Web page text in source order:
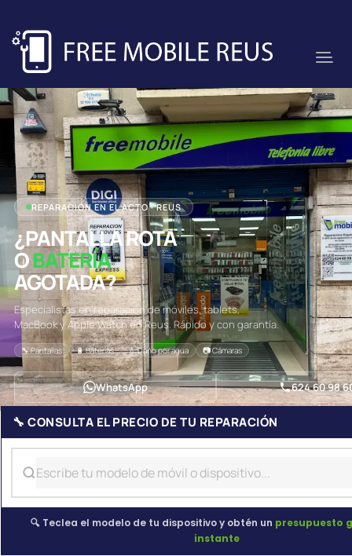
REPARACIÓN EN EL ACTO · REUS
¿PANTALLA ROTA
OBATERÍA
AGOTADA?
Especialistas en reparación de móviles, tablets,
MacBook y Apple Watch en Reus. Rápido y con garantía.
🔧 Pantallas 🔋 Baterías 💧 Daño por agua 📷 Cámaras
WhatsApp 624 60 98
🔧 CONSULTA EL PRECIO DE TU REPARACIÓN
🔍 Teclea el modelo de tu dispositivo y obtén un presupuesto
instante